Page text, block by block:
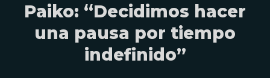
Paiko: “Decidimos hacer
una pausa por tiempo
indefinido”